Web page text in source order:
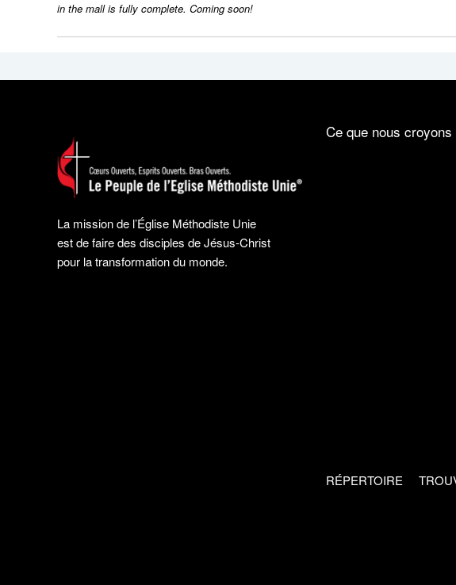
in the mall is fully complete. Coming soon!
La mission de l’Église Méthodiste Unie
est de faire des disciples de Jésus-Christ
pour la transformation du monde.
Ce que nous croyons
RÉPERTOIRE